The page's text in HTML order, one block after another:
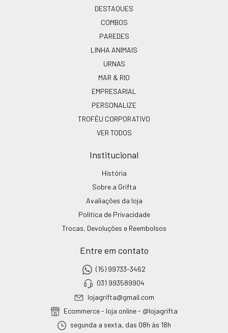
DESTAQUES
COMBOS
PAREDES
LINHA ANIMAIS
URNAS
MAR & RIO
EMPRESARIAL
PERSONALIZE
TROFÉU CORPORATIVO
VER TODOS
Institucional
História
Sobre a Grifta
Avaliações da loja
Política de Privacidade
Trocas, Devoluções e Reembolsos
Entre em contato
(15) 99733-3462
031 993589904
lojagrifta@gmail.com
Ecommerce - loja online - @lojagrifta
segunda a sexta, das 08h às 18h